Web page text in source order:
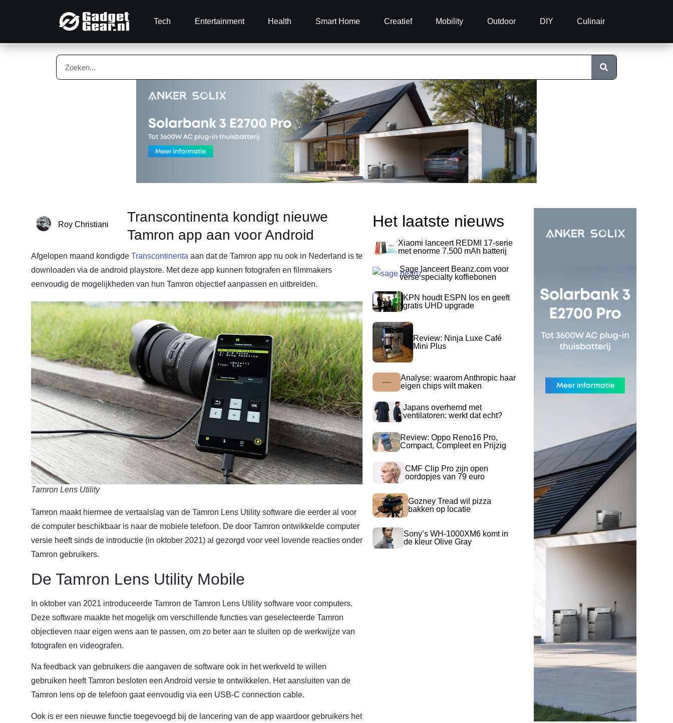
Tech Entertainment Health Smart Home Creatief Mobility Outdoor DIY Culinair
Roy Christiani
Transcontinenta kondigt nieuwe
Tamron app aan voor Android
Afgelopen maand kondigde Transcontinenta aan dat de Tamron app nu ook in Nederland is te
downloaden via de android playstore. Met deze app kunnen fotografen en filmmakers
eenvoudig de mogelijkheden van hun Tamron objectief aanpassen en uitbreiden.
Tamron Lens Utility
Tamron maakt hiermee de vertaalslag van de Tamron Lens Utility software die eerder al voor
de computer beschikbaar is naar de mobiele telefoon. De door Tamron ontwikkelde computer
versie heeft sinds de introductie (in oktober 2021) al gezorgd voor veel lovende reacties onder
Tamron gebruikers.
De Tamron Lens Utility Mobile
In oktober van 2021 introduceerde Tamron de Tamron Lens Utility software voor computers.
Deze software maakte het mogelijk om verschillende functies van geselecteerde Tamron
objectieven naar eigen wens aan te passen, om zo beter aan te sluiten op de werkwijze van
fotografen en videografen.
Na feedback van gebruikers die aangaven de software ook in het werkveld te willen
gebruiken heeft Tamron besloten een Android versie te ontwikkelen. Het aansluiten van de
Tamron lens op de telefoon gaat eenvoudig via een USB-C connection cable.
Ook is er een nieuwe functie toegevoegd bij de lancering van de app waardoor gebruikers het
Het laatste nieuws
Xiaomi lanceert REDMI 17-serie
met enorme 7.500 mAh batterij
Sage lanceert Beanz.com voor
verse specialty koffiebonen
KPN houdt ESPN los en geeft
gratis UHD upgrade
Review: Ninja Luxe Café
Mini Plus
Analyse: waarom Anthropic haar
eigen chips wilt maken
Japans overhemd met
ventilatoren: werkt dat echt?
Review: Oppo Reno16 Pro,
Compact, Compleet en Prijzig
CMF Clip Pro zijn open
oordopjes van 79 euro
Gozney Tread wil pizza
bakken op locatie
Sony’s WH-1000XM6 komt in
de kleur Olive Gray